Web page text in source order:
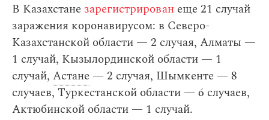
В Казахстане зарегистрирован еще 21 случай
заражения коронавирусом: в Северо-
Казахстанской области — 2 случая, Алматы —
1 случай, Кызылординской области — 1
случай, Астане — 2 случая, Шымкенте — 8
случаев, Туркестанской области — 6 случаев,
Актюбинской области — 1 случай.